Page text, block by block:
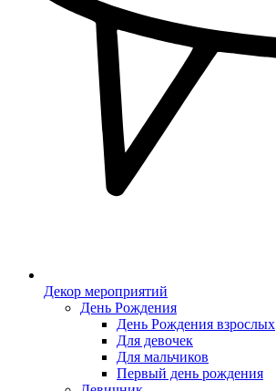
Декор мероприятий
День Рождения
День Рождения взрослых
Для девочек
Для мальчиков
Первый день рождения